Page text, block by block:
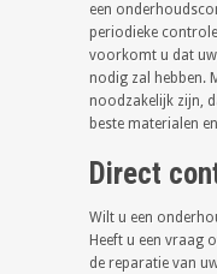
een
periodieke
voorkomt u dat uw
nodig zal hebben.
noodzakelijk zijn,
beste materialen
Direct
Wilt u een
Heeft u een vraag
de reparatie van